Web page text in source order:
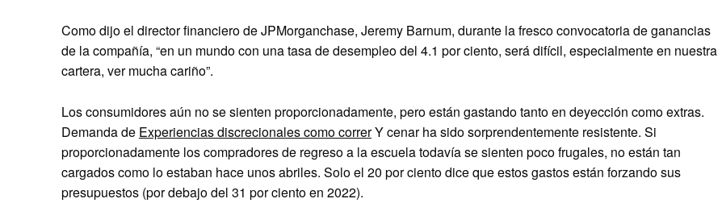
Como dijo el director financiero de JPMorganchase, Jeremy Barnum, durante la fresco convocatoria de ganancias
de la compañía, “en un mundo con una tasa de desempleo del 4.1 por ciento, será difícil, especialmente en nuestra
cartera, ver mucha cariño”.
Los consumidores aún no se sienten proporcionadamente, pero están gastando tanto en deyección como extras.
Demanda de Experiencias discrecionales como correrY cenar ha sido sorprendentemente resistente. Si
proporcionadamente los compradores de regreso a la escuela todavía se sienten poco frugales, no están tan
cargados como lo estaban hace unos abriles. Solo el 20 por ciento dice que estos gastos están forzando sus
presupuestos (por debajo del 31 por ciento en 2022).